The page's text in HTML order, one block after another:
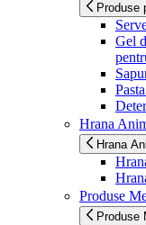
Produse
Gel
Hrana
Hrana
Produse
Produse